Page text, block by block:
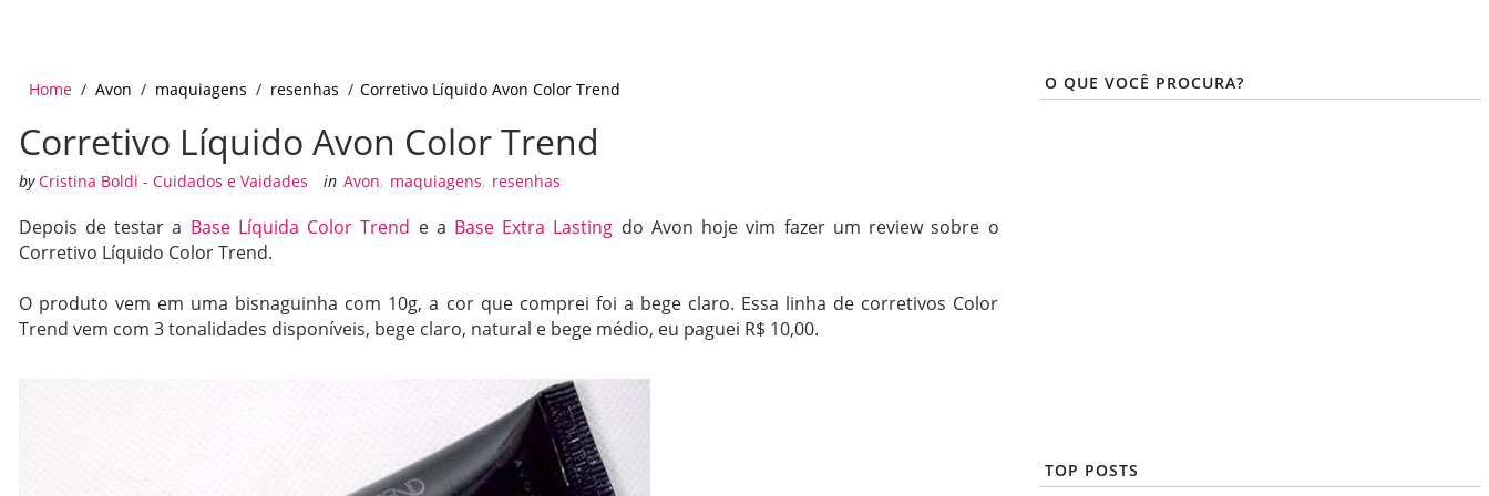
Home / Avon / maquiagens / resenhas / Corretivo Líquido Avon Color Trend
Corretivo Líquido Avon Color Trend
by Cristina Boldi - Cuidados e Vaidades in Avon, maquiagens, resenhas
Depois de testar a Base Líquida Color Trend e a Base Extra Lasting do Avon hoje vim fazer um review sobre o
Corretivo Líquido Color Trend.
O produto vem em uma bisnaguinha com 10g, a cor que comprei foi a bege claro. Essa linha de corretivos Color
Trend vem com 3 tonalidades disponíveis, bege claro, natural e bege médio, eu paguei R$ 10,00.
O QUE VOCÊ PROCURA?
TOP POSTS